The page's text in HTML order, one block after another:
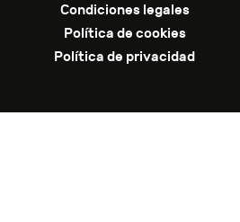
Condiciones legales
Política de cookies
Política de privacidad